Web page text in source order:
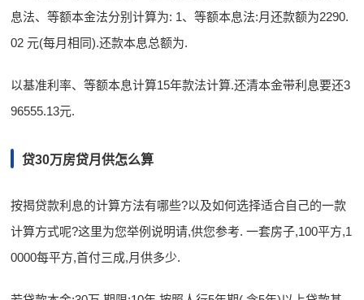
息法、等额本金法分别计算为: 1、等额本息法:月还款额为2290.
02 元(每月相同).还款本息总额为.
以基准利率、等额本息计算15年款法计算.还清本金带利息要还3
96555.13元.
贷30万房贷月供怎么算
按揭贷款利息的计算方法有哪些?以及如何选择适合自己的一款
计算方式呢?这里为您举例说明请,供您参考. 一套房子,100平方,1
0000每平方,首付三成,月供多少.